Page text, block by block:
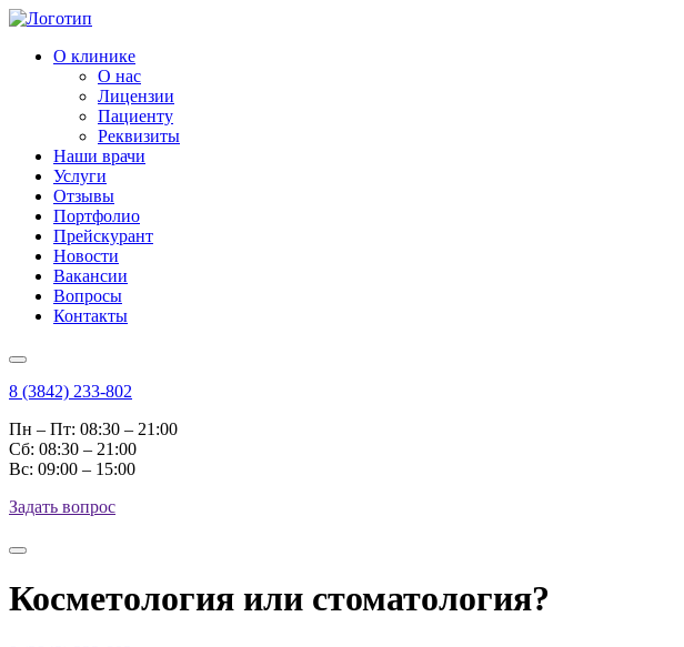
О клинике
О нас
Лицензии
Пациенту
Реквизиты
Наши врачи
Услуги
Отзывы
Портфолио
Прейскурант
Новости
Вакансии
Вопросы
Контакты
8 (3842) 233-802
Пн – Пт: 08:30 – 21:00
Cб: 08:30 – 21:00
Вс: 09:00 – 15:00
Задать вопрос
Косметология или стоматология?